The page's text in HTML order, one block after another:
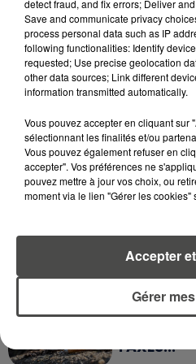
A LIRE AUSSI...
7 août 2026
PETIT-
VRAIMENT
MANGER
PRÉPARE
6 août 2026
MÉGOTS
TAXÉS...
detect fraud, and fix errors; Deliver
Save and communicate privacy
process personal data such as IP
following functionalities: Identify
requested; Use precise geolocation
other data sources; Link different
information transmitted automatically.
Vous pouvez accepter en cliquant sur
sélectionnant les finalités et/ou
Vous pouvez également refuser en
accepter". Vos préférences ne
pouvez mettre à jour vos choix, ou
moment via le lien "Gérer les
Gérer
Accepter